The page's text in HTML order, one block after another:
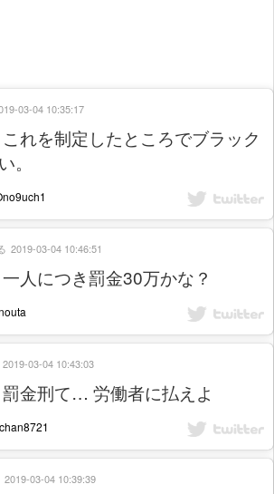
れを制定したところでブラック
。
03-04 10:35:17
人につき罰金30万かな？
2019-03-04 10:46:51
金刑て… 労働者に払えよ
2019-03-04 10:43:03
2019-03-04 10:39:39